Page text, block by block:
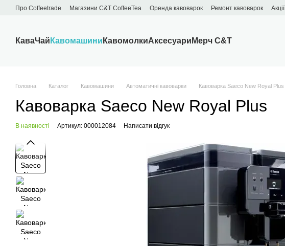
Перейти до основного контенту
Про Сoffeetrade Магазини C&T CoffeeTea Оренда кавоварок Ремонт кавоварок Акції
КаваЧай Кавомашини КавомолкиАксесуари Мерч C&T
Головна Каталог Кавомашини Автоматичні кавоварки Кавоварка Saeco New Royal Plus
Кавоварка Saeco New Royal Plus
В наявності Артикул: 000012084 Написати відгук